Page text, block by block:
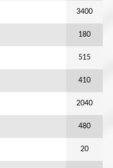
3400
180
515
410
2040
480
20